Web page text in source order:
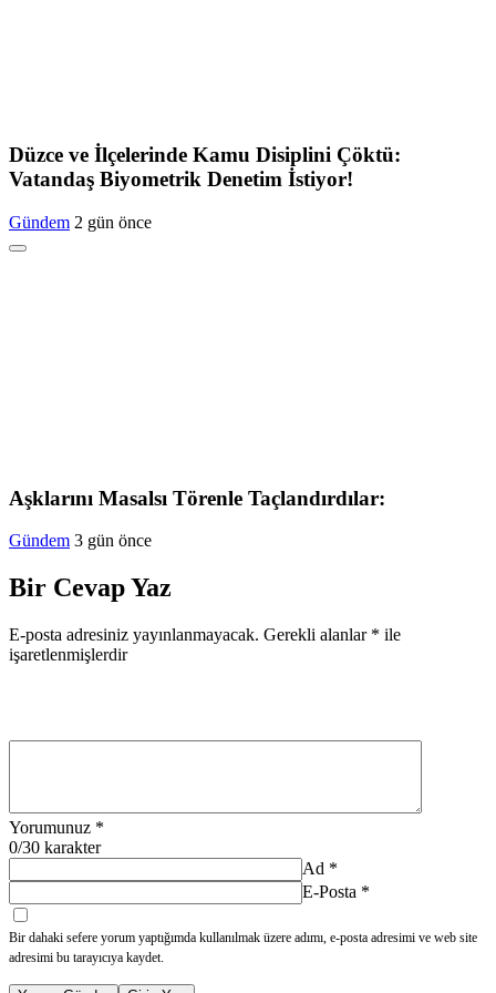
Düzce ve İlçelerinde Kamu Disiplini Çöktü:
Vatandaş Biyometrik Denetim İstiyor!
Gündem 2 gün önce
Aşklarını Masalsı Törenle Taçlandırdılar:
Gündem 3 gün önce
Bir Cevap Yaz
E-posta adresiniz yayınlanmayacak. Gerekli alanlar * ile
işaretlenmişlerdir
Yorumunuz *
0/30 karakter
Ad *
E-Posta *
Bir dahaki sefere yorum yaptığımda kullanılmak üzere adımı, e-posta adresimi ve web site
adresimi bu tarayıcıya kaydet.